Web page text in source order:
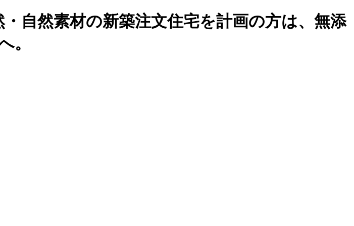
自然素材の新築注文住宅を計画の方は、無添
。